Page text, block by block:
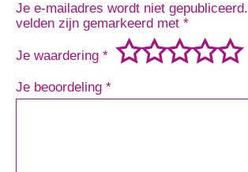
Je e-mailadres wordt niet gepubliceerd.
velden zijn gemarkeerd met *
Je waardering *
Je beoordeling *